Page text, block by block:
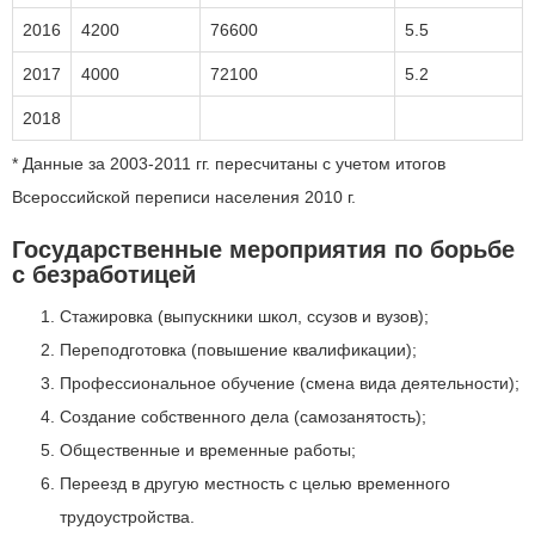
2016 4200 76600 5.5
2017 4000 72100 5.2
2018
* Данные за 2003-2011 гг. пересчитаны с учетом итогов
Всероссийской переписи населения 2010 г.
Государственные мероприятия по борьбе
с безработицей
Стажировка (выпускники школ, ссузов и вузов);
Переподготовка (повышение квалификации);
Профессиональное обучение (смена вида деятельности);
Создание собственного дела (самозанятость);
Общественные и временные работы;
Переезд в другую местность с целью временного
трудоустройства.